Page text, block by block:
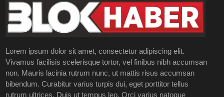
Lorem ipsum dolor sit amet, consectetur adipiscing elit.
Vivamus facilisis scelerisque tortor, vel finibus nibh accumsan
non. Mauris lacinia rutrum nunc, ut mattis risus accumsan
bibendum. Curabitur varius turpis dui, eget porttitor tellus
rutrum ultrices. Duis ut tempus leo. Orci varius natoque